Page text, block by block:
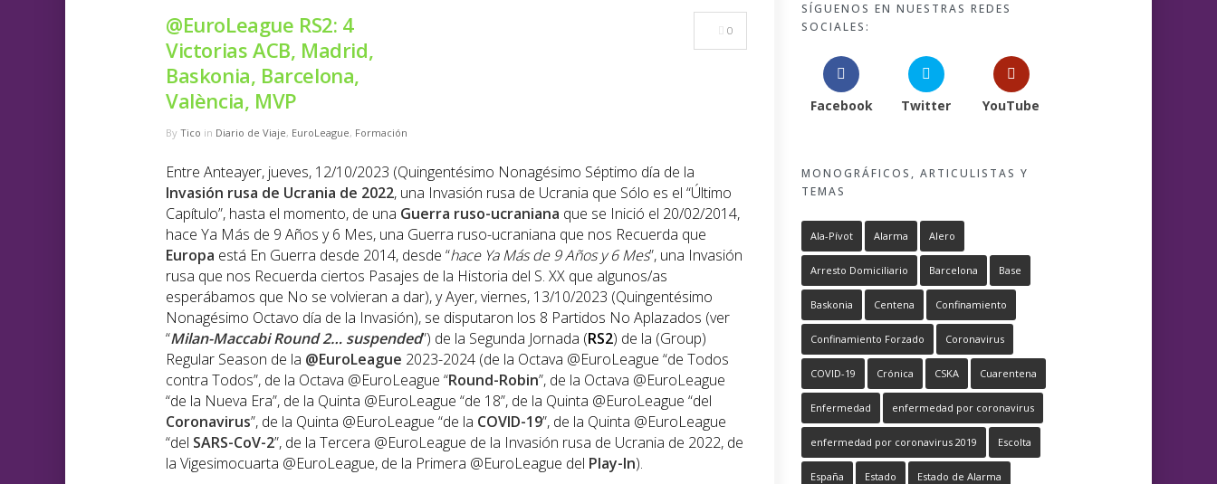
@EuroLeague RS2: 4
Victorias ACB, Madrid,
Baskonia, Barcelona,
València, MVP
By Tico in Diario de Viaje, EuroLeague, Formación
0
Entre Anteayer, jueves, 12/10/2023 (Quingentésimo Nonagésimo Séptimo día de la
Invasión rusa de Ucrania de 2022, una Invasión rusa de Ucrania que Sólo es el “Último
Capítulo”, hasta el momento, de una Guerra ruso-ucraniana que se Inició el 20/02/2014,
hace Ya Más de 9 Años y 6 Mes, una Guerra ruso-ucraniana que nos Recuerda que
Europa está En Guerra desde 2014, desde “hace Ya Más de 9 Años y 6 Mes”, una Invasión
rusa que nos Recuerda ciertos Pasajes de la Historia del S. XX que algunos/as
esperábamos que No se volvieran a dar), y Ayer, viernes, 13/10/2023 (Quingentésimo
Nonagésimo Octavo día de la Invasión), se disputaron los 8 Partidos No Aplazados (ver
“Milan-Maccabi Round 2… suspended”) de la Segunda Jornada (RS2) de la (Group)
Regular Season de la @EuroLeague 2023-2024 (de la Octava @EuroLeague “de Todos
contra Todos”, de la Octava @EuroLeague “Round-Robin”, de la Octava @EuroLeague
“de la Nueva Era”, de la Quinta @EuroLeague “de 18”, de la Quinta @EuroLeague “del
Coronavirus”, de la Quinta @EuroLeague “de la COVID-19”, de la Quinta @EuroLeague
“del SARS-CoV-2”, de la Tercera @EuroLeague de la Invasión rusa de Ucrania de 2022, de
la Vigesimocuarta @EuroLeague, de la Primera @EuroLeague del Play-In).
SÍGUENOS EN NUESTRAS REDES
SOCIALES:
Facebook Twitter YouTube
MONOGRÁFICOS, ARTICULISTAS Y
TEMAS
Ala-Pívot Alarma Alero
Arresto Domiciliario Barcelona Base
Baskonia Centena Confinamiento
Confinamiento Forzado Coronavirus
COVID-19 Crónica CSKA Cuarentena
Enfermedad enfermedad por coronavirus
enfermedad por coronavirus 2019 Escolta
España Estado Estado de Alarma